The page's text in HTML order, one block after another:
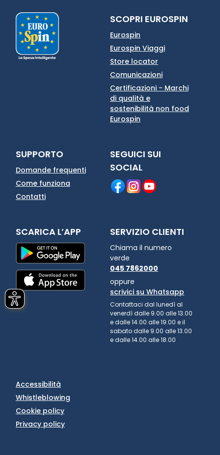
SCOPRI EUROSPIN
Eurospin
Eurospin Viaggi
Store locator
Comunicazioni
Certificazioni - Marchi
di qualità e
sostenibilità non food
Eurospin
SUPPORTO
Domande frequenti
Come funziona
Contatti
SEGUICI SUI
SOCIAL
SCARICA L’APP SERVIZIO CLIENTI
Chiama il numero
verde
045 7862000
oppure
scrivici su Whatsapp
Contattaci dal lunedì al
venerdì dalle 9.00 alle 13.00
e dalle 14.00 alle 19.00 e il
sabato dalle 9.00 alle 13.00
e dalle 14.00 alle 18.00
Accessibilità
Whistleblowing
Cookie policy
Privacy policy